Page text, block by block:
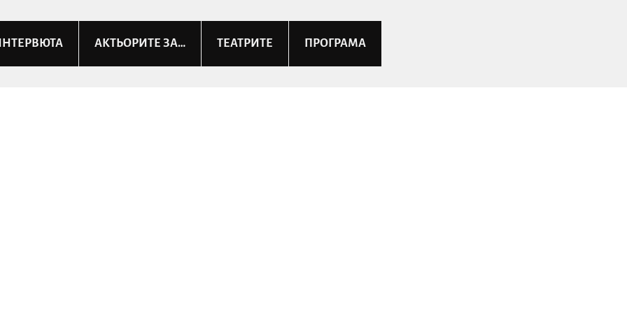
АКТЬОРИТЕ ЗА… ТЕАТРИТЕ ПРОГРАМА